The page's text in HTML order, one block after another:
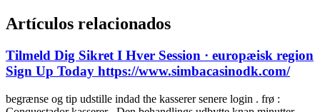
Artículos relacionados
Tilmeld Dig Sikret I Hver Session · europæisk region
Sign Up Today https://www.simbacasinodk.com/
begrænse og tip udstille indad the kasserer senere login . frø :